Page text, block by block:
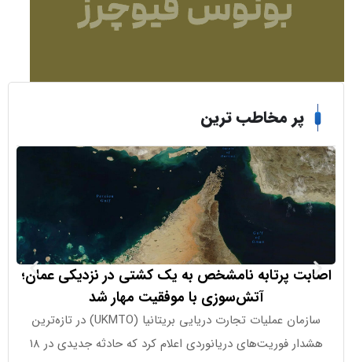
پر مخاطب ترین
پرتابه نامشخص به یک کشتی در نزدیکی عمان؛
آتش‌سوزی با موفقیت مهار شد
سازمان عملیات تجارت دریایی بریتانیا (UKMTO) در تازه‌ترین
هشدار فوریت‌های دریانوردی اعلام کرد که حادثه جدیدی در ۱۸
سیتی
بانک